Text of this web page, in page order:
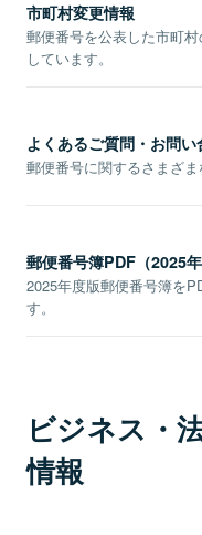
市町村変更情報
郵便番号を公表した市町
しています。
よくあるご質問・お問い
郵便番号に関するさまざま
郵便番号簿PDF（2025年
2025年度版郵便番号簿を
す。
ビジネス・
情報